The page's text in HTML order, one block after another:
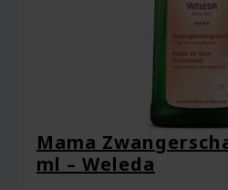
Mama
ml – Weleda